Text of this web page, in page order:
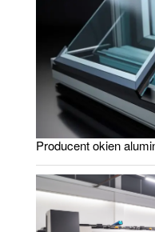
Producent okien